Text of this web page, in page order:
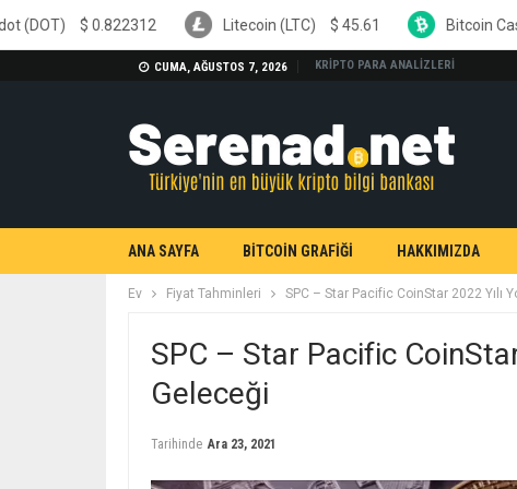
CUMA, AĞUSTOS 7, 2026 KRİPTO PARA ANALİZLERİ
ANA SAYFA BİTCOİN GRAFİĞİ HAKKIMIZDA
Ev Fiyat Tahminleri SPC – Star Pacific CoinStar 2022 Yılı
SPC – Star Pacific
Geleceği
Tarihinde Ara 23, 2021
Litecoin (LTC) $ 45.61 Bitcoin Cash (BCH) $